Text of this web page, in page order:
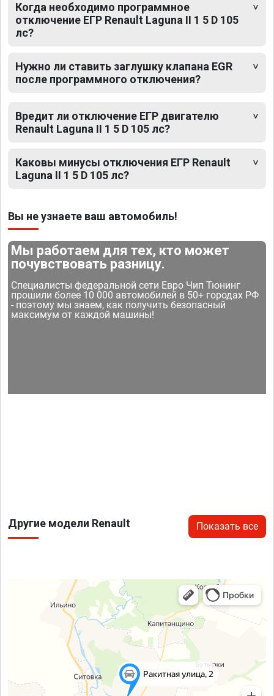
Когда необходимо программное
отключение ЕГР Renault Laguna II 1 5 D 105
лс?
Нужно ли ставить заглушку клапана EGR
после программного отключения?
Вредит ли отключение ЕГР двигателю
Renault Laguna II 1 5 D 105 лс?
Каковы минусы отключения ЕГР Renault
Laguna II 1 5 D 105 лс?
Вы не узнаете ваш автомобиль!
Мы работаем для тех, кто может
почувствовать разницу.
Специалисты федеральной сети Евро Чип Тюнинг
прошили более 10 000 автомобилей в 50+ городах РФ
- поэтому мы знаем, как получить безопасный
максимум от каждой машины!
Другие модели Renault Показать все